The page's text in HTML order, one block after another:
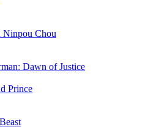
Ninpou Chou
Dawn of Justice
Prince